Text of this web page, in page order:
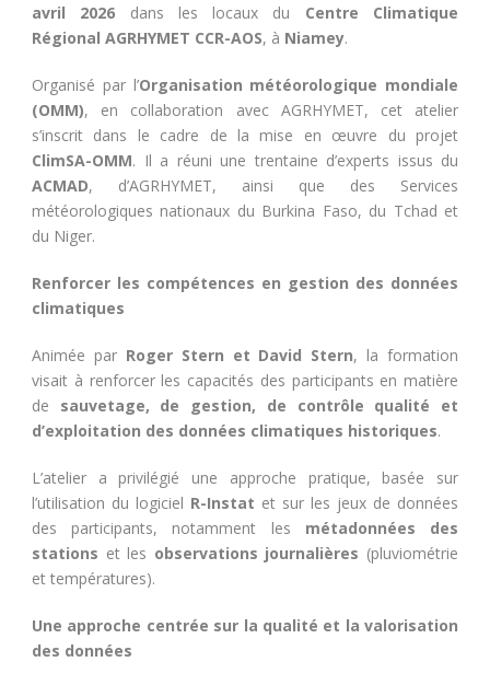
avril 2026 dans les locaux du Centre Climatique
Régional AGRHYMET CCR-AOS, à Niamey.
Organisé par l’Organisation météorologique mondiale
(OMM), en collaboration avec AGRHYMET, cet atelier
s’inscrit dans le cadre de la mise en œuvre du projet
ClimSA-OMM. Il a réuni une trentaine d’experts issus du
ACMAD, d’AGRHYMET, ainsi que des Services
météorologiques nationaux du Burkina Faso, du Tchad et
du Niger.
Renforcer les compétences en gestion des données
climatiques
Animée par Roger Stern et David Stern, la formation
visait à renforcer les capacités des participants en matière
de sauvetage, de gestion, de contrôle qualité et
d’exploitation des données climatiques historiques.
L’atelier a privilégié une approche pratique, basée sur
l’utilisation du logiciel R-Instat et sur les jeux de données
des participants, notamment les métadonnées des
stations et les observations journalières (pluviométrie
et températures).
Une approche centrée sur la qualité et la valorisation
des données